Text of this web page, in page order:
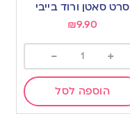
סרט סאטן ורוד בייבי
₪9.90
+
-
הוספה לסל